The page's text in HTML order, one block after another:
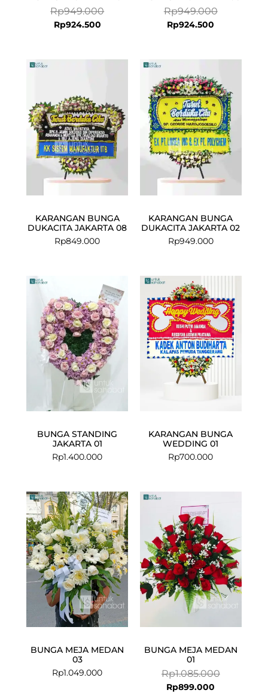
Rp949.000
Rp924.500
Rp949.000
Rp924.500
KARANGAN BUNGA
DUKACITA JAKARTA 08
Rp849.000
KARANGAN BUNGA
DUKACITA JAKARTA 02
Rp949.000
BUNGA STANDING
JAKARTA 01
Rp1.400.000
KARANGAN BUNGA
WEDDING 01
Rp700.000
BUNGA MEJA MEDAN
03
Rp1.049.000
BUNGA MEJA MEDAN
01
Rp1.085.000
Rp899.000
Rp899.000.